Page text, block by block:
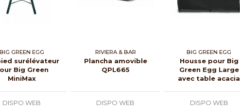
BIG GREEN EGG
surélévateur
Big Green
MiniMax
DISPO WEB
RIVIERA & BAR
Plancha amovible
QPL665
DISPO WEB
BIG GREEN EGG
Housse pour Big
Green Egg Large
avec table acacia
DISPO WEB